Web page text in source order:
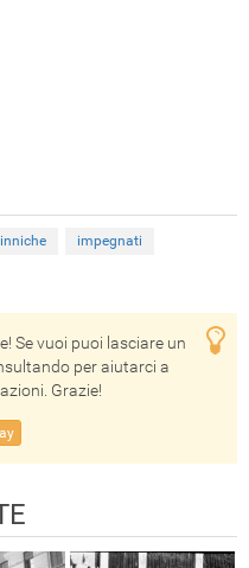
impegnati
Se vuoi puoi lasciare un
per aiutarci a
Grazie!